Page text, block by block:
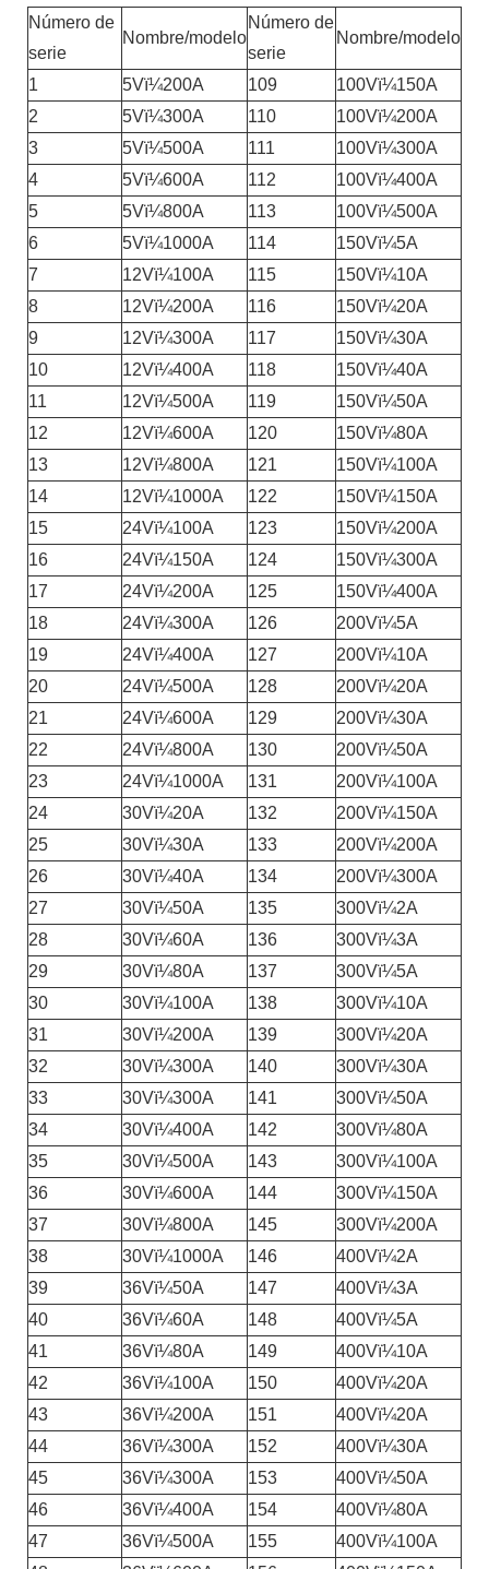
Número de
serie
Nombre/modelo
Número de
serie
Nombre/modelo
1 5Vï¼200A 109
100Vï¼150A
2
5Vï¼300A 110
100Vï¼200A
3
5Vï¼500A 111
100Vï¼300A
4
5Vï¼600A 112
100Vï¼400A
5
5Vï¼800A 113
100Vï¼500A
6
5Vï¼1000A 114
150Vï¼5A
7
12Vï¼100A 115
150Vï¼10A
8
12Vï¼200A 116
150Vï¼20A
9
12Vï¼300A 117
150Vï¼30A
10
12Vï¼400A 118
150Vï¼40A
11
12Vï¼500A 119
150Vï¼50A
12
12Vï¼600A 120
150Vï¼80A
13
12Vï¼800A 121
150Vï¼100A
14
12Vï¼1000A 122
150Vï¼150A
15
24Vï¼100A 123
150Vï¼200A
16
24Vï¼150A 124
150Vï¼300A
17
24Vï¼200A 125
150Vï¼400A
18
24Vï¼300A 126
200Vï¼5A
19
24Vï¼400A 127
200Vï¼10A
20
24Vï¼500A 128
200Vï¼20A
21
24Vï¼600A 129
200Vï¼30A
22
24Vï¼800A 130
200Vï¼50A
23
24Vï¼1000A 131
200Vï¼100A
24
30Vï¼20A 132
200Vï¼150A
25
30Vï¼30A 133
200Vï¼200A
26
30Vï¼40A 134
200Vï¼300A
27
30Vï¼50A 135
300Vï¼2A
28
30Vï¼60A 136
300Vï¼3A
29
30Vï¼80A 137
300Vï¼5A
30
30Vï¼100A 138
300Vï¼10A
31
30Vï¼200A 139
300Vï¼20A
32
30Vï¼300A 140
300Vï¼30A
33
30Vï¼300A 141
300Vï¼50A
34
30Vï¼400A 142
300Vï¼80A
35
30Vï¼500A 143
300Vï¼100A
36
30Vï¼600A 144
300Vï¼150A
37
30Vï¼800A 145
300Vï¼200A
38
30Vï¼1000A 146
400Vï¼2A
39
36Vï¼50A 147
400Vï¼3A
40
36Vï¼60A 148
400Vï¼5A
41
36Vï¼80A 149
400Vï¼10A
42
36Vï¼100A 150
400Vï¼20A
43
36Vï¼200A 151
400Vï¼20A
44
36Vï¼300A 152
400Vï¼30A
45
36Vï¼300A 153
400Vï¼50A
46
36Vï¼400A 154
400Vï¼80A
47
36Vï¼500A 155
400Vï¼100A